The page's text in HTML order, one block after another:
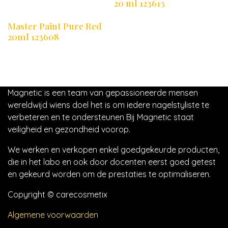
20 ml 123613
Master Paint Pure Red
20ml 123608
Magnetic is een team van gepassioneerde mensen
wereldwijd wiens doel het is om iedere nagelstyliste te
verbeteren en te ondersteunen Bij Magnetic staat
veiligheid en gezondheid voorop.
We werken en verkopen enkel goedgekeurde producten,
die in het labo en ook door docenten eerst goed getest
en gekeurd worden om de prestaties te optimaliseren.
Copyright © carecosmetix
Algemene voorwaarden